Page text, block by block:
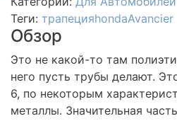
Теги: трапецияhondaAvancier
Обзор
Это не какой-то там
него пусть трубы делают.
6, по некоторым
металлы. Значительная